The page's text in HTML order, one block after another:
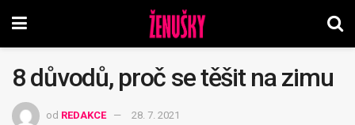
8 důvodů, proč se těšit na zimu
od REDAKCE 28. 7. 2021